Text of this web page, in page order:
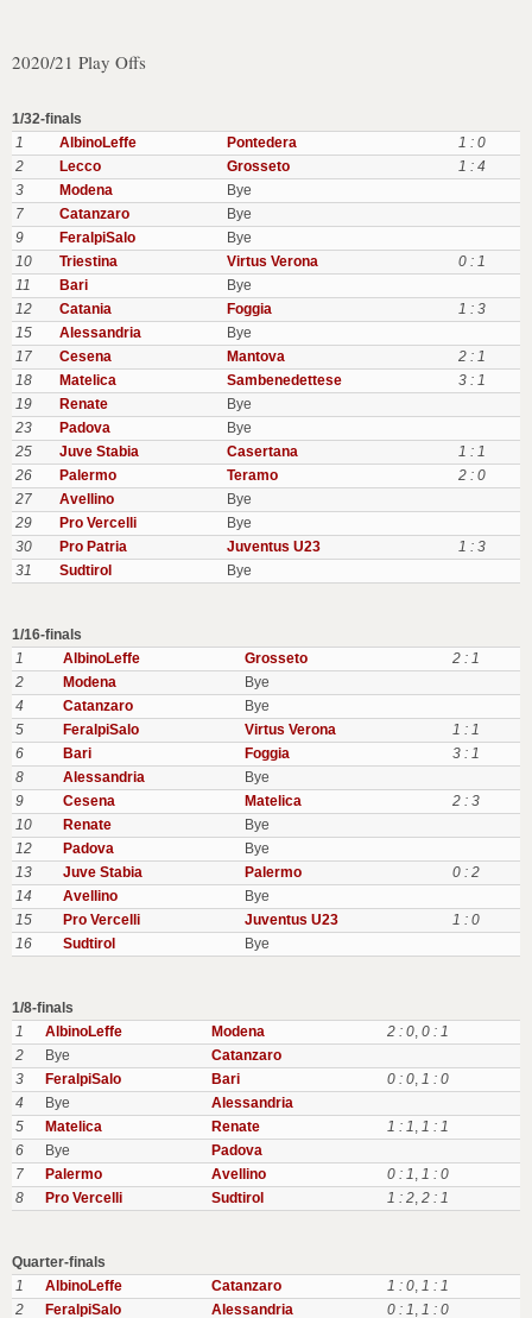
2020/21 Play Offs
1/32-finals
1
AlbinoLeffe Pontedera
1 : 0
2
Lecco Grosseto
1 : 4
3
Modena
Bye
7
Catanzaro
Bye
9
FeralpiSalo
Bye
10
Triestina Virtus Verona
0 : 1
11
Bari
Bye
12
Catania Foggia
1 : 3
15
Alessandria
Bye
17
Cesena Mantova
2 : 1
18
Matelica Sambenedettese
3 : 1
19
Renate
Bye
23
Padova
Bye
25
Juve Stabia Casertana
1 : 1
26
Palermo Teramo
2 : 0
27
Avellino
Bye
29
Pro Vercelli
Bye
30
Pro Patria Juventus U23
1 : 3
31
Sudtirol Bye
1/16-finals
1
AlbinoLeffe Grosseto
2 : 1
2
Modena
Bye
4
Catanzaro
Bye
5
FeralpiSalo Virtus Verona
1 : 1
6
Bari Foggia
3 : 1
8
Alessandria
Bye
9
Cesena Matelica
2 : 3
10
Renate
Bye
12
Padova
Bye
13
Juve Stabia Palermo
0 : 2
14
Avellino
Bye
15
Pro Vercelli Juventus U23
1 : 0
16
Sudtirol Bye
1/8-finals
1
AlbinoLeffe Modena 2 : 0, 0 : 1
2
Bye
Catanzaro
3
FeralpiSalo Bari 0 : 0, 1 : 0
4
Bye
Alessandria
5
Matelica Renate 1 : 1, 1 : 1
6
Bye
Padova
7
Palermo Avellino 0 : 1, 1 : 0
8
Pro Vercelli Sudtirol 1 : 2, 2 : 1
Quarter-finals
1
AlbinoLeffe Catanzaro 1 : 0, 1 : 1
2
FeralpiSalo Alessandria 0 : 1, 1 : 0